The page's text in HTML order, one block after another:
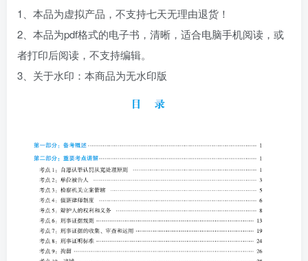
1、本品为虚拟产品，不支持七天无理由退货！
2、本品为pdf格式的电子书，清晰，适合电脑手机阅读，或
者打印后阅读，不支持编辑。
3、关于水印：本商品为无水印版